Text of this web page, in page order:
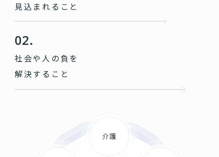
見込まれること
02.
社会や人の負を
解決すること
介護